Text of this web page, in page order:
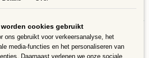
de steentjes niet goed
cookies gebruikt
ons gebruikt voor verkeersanalyse, het
media-functies en het personaliseren van
Daarnaast verlenen we onze sociale